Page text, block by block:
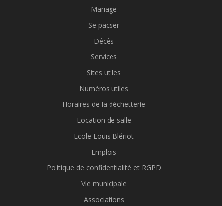
Mariage
Se pacser
Décès
Services
Sites utiles
Numéros utiles
Horaires de la déchetterie
Location de salle
Ecole Louis Blériot
Emplois
Politique de confidentialité et RGPD
Vie municipale
Associations